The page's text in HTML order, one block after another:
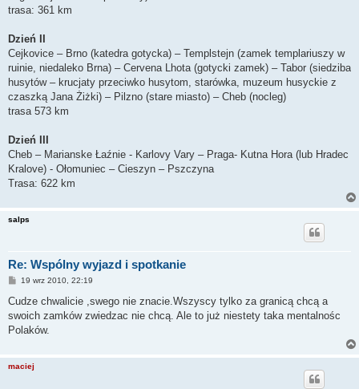
trasa: 361 km
Dzień II
Cejkovice – Brno (katedra gotycka) – Templstejn (zamek templariuszy w
ruinie, niedaleko Brna) – Cervena Lhota (gotycki zamek) – Tabor (siedziba
husytów – krucjaty przeciwko husytom, starówka, muzeum husyckie z
czaszką Jana Żiżki) – Pilzno (stare miasto) – Cheb (nocleg)
trasa 573 km
Dzień III
Cheb – Marianske Łaźnie - Karlovy Vary – Praga- Kutna Hora (lub Hradec
Kralove) - Ołomuniec – Cieszyn – Pszczyna
Trasa: 622 km
salps
Re: Wspólny wyjazd i spotkanie
P
s
19 wrz 2010, 22:19
Cudze chwalicie ,swego nie znacie.Wszyscy tylko za granicą chcą a
swoich zamków zwiedzac nie chcą. Ale to już niestety taka mentalnośc
Polaków.
maciej